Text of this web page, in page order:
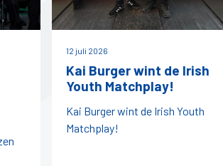
12 juli 2026
Kai Burger wint de Irish
Youth Matchplay!
Kai Burger wint de Irish Youth
Matchplay!